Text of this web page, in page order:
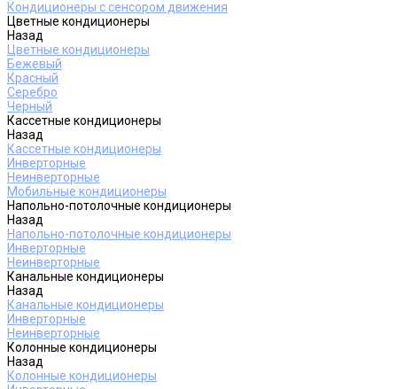
Кондиционеры с сенсором движения
Цветные кондиционеры
Назад
Цветные кондиционеры
Бежевый
Красный
Серебро
Черный
Кассетные кондиционеры
Назад
Кассетные кондиционеры
Инверторные
Неинверторные
Мобильные кондиционеры
Напольно-потолочные кондиционеры
Назад
Напольно-потолочные кондиционеры
Инверторные
Неинверторные
Канальные кондиционеры
Назад
Канальные кондиционеры
Инверторные
Неинверторные
Колонные кондиционеры
Назад
Колонные кондиционеры